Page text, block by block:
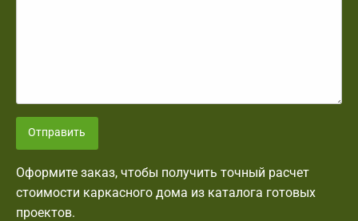
Отправить
Оформите заказ, чтобы получить точный расчет
стоимости каркасного дома из каталога готовых
проектов.